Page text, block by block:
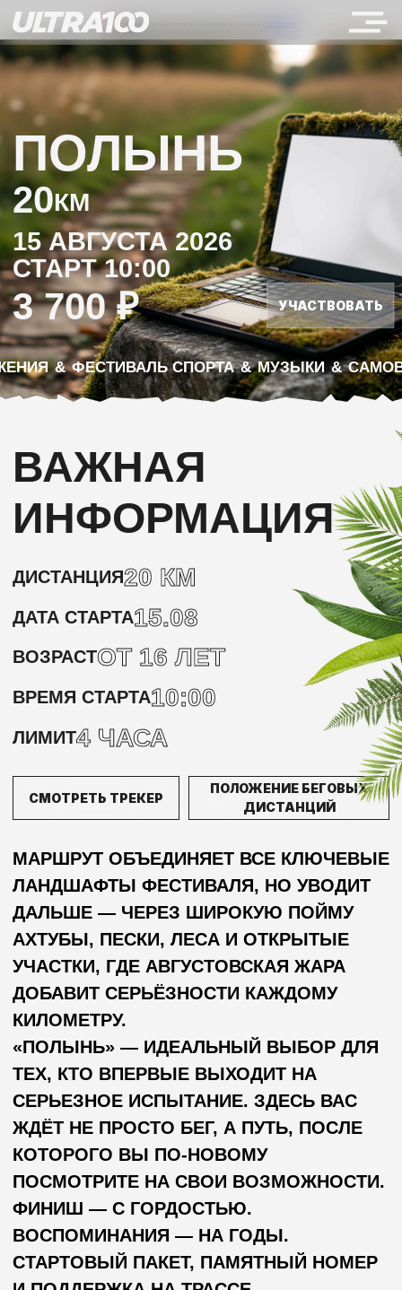
Если у
15 АВГУСТА 2026
СТАРТ 10:00
3 700 ₽
ПОЛЫНЬ
УЧАСТВОВАТЬ
20КМ
& ФЕСТИВАЛЬ СПОРТА & МУЗЫКИ & САМОВЫРАЖЕНИЯ &
ЛИМИТ 4 ЧАСА
ВОЗРАСТОТ 16 ЛЕТ
10:00
ВАЖНАЯ
ИНФОРМАЦИЯ
МАРШРУТ ОБЪЕДИНЯЕТ ВСЕ КЛЮЧЕВЫЕ
ДАЛЬШЕ — ЧЕРЕЗ ШИРОКУЮ ПОЙМУ
АХТУБЫ, ПЕСКИ, ЛЕСА И ОТКРЫТЫЕ
УЧАСТКИ, ГДЕ АВГУСТОВСКАЯ ЖАРА
ДОБАВИТ СЕРЬЁЗНОСТИ КАЖДОМУ
КИЛОМЕТРУ.
«ПОЛЫНЬ» — ИДЕАЛЬНЫЙ ВЫБОР ДЛЯ
СЕРЬЕЗНОЕ ИСПЫТАНИЕ. ЗДЕСЬ ВАС
ЖДЁТ НЕ ПРОСТО БЕГ, А ПУТЬ, ПОСЛЕ
КОТОРОГО ВЫ ПО-НОВОМУ
ФИНИШ — С ГОРДОСТЬЮ.
ВОСПОМИНАНИЯ — НА ГОДЫ.
И ПОДДЕРЖКА НА ТРАССЕ —
ВКЛЮЧЕНЫ.
ДИСТАНЦИЙ
СМОТРЕТЬ ТРЕКЕР